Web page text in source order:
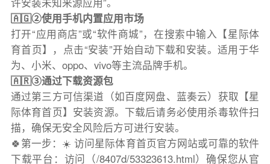
🇦🇬②使用手机内置应用市场
打开“应用商店”或“软件商城”，在搜索中输入【星际体
育首页】，点击“安装”开始自动下载和安装。适用于华
为、小米、oppo、vivo等主流品牌手机。
🇦🇷③通过下载资源包
通过第三方可信渠道（如百度网盘、蓝奏云）获取【星
际体育首页】安装资源。下载后请务必使用杀毒软件扫
描，确保无安全风险后方可进行安装。
🍀第一步：☀️ 访问星际体育首页官方网站或可靠的软件
下载平台：访问（/8407d/53323613.html）确保您从官